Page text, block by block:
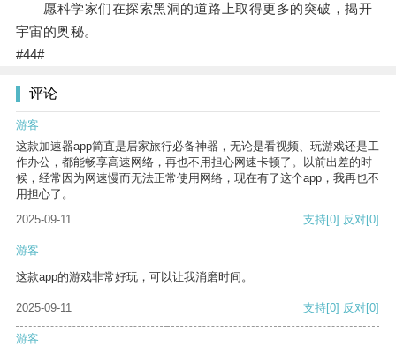
愿科学家们在探索黑洞的道路上取得更多的突破，揭开
宇宙的奥秘。
#44#
评论
游客
这款加速器app简直是居家旅行必备神器，无论是看视频、玩游戏还是工
作办公，都能畅享高速网络，再也不用担心网速卡顿了。以前出差的时
候，经常因为网速慢而无法正常使用网络，现在有了这个app，我再也不
用担心了。
2025-09-11
支持[0] 反对[0]
游客
这款app的游戏非常好玩，可以让我消磨时间。
2025-09-11 支持[0] 反对[0]
游客